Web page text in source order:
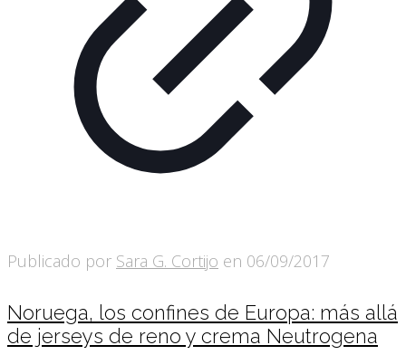
Publicado por Sara G. Cortijo en 06/09/2017
Noruega, los confines de Europa: más allá
de jerseys de reno y crema Neutrogena